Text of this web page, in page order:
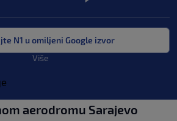
N1 u omiljeni Google izvor
Više
aerodromu Sarajevo